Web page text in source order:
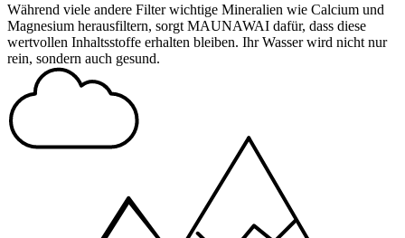
Während viele andere Filter wichtige Mineralien wie Calcium und
Magnesium herausfiltern, sorgt MAUNAWAI dafür, dass diese
wertvollen Inhaltsstoffe erhalten bleiben. Ihr Wasser wird nicht nur
rein, sondern auch gesund.